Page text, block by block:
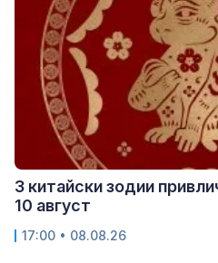
3 китайски зодии
10 август
17:00 • 08.08.26